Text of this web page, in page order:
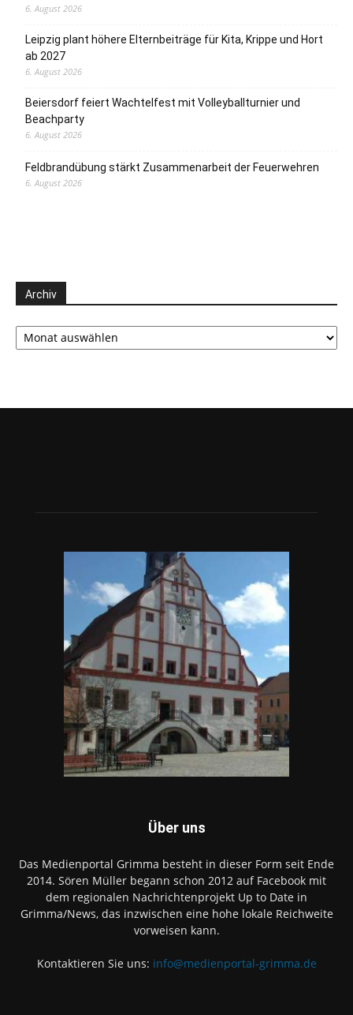
6. August 2026
Leipzig plant höhere Elternbeiträge für Kita, Krippe und Hort
ab 2027
6. August 2026
Beiersdorf feiert Wachtelfest mit Volleyballturnier und
Beachparty
6. August 2026
Feldbrandübung stärkt Zusammenarbeit der Feuerwehren
6. August 2026
Archiv
Archiv
Über uns
Das Medienportal Grimma besteht in dieser Form seit Ende
2014. Sören Müller begann schon 2012 auf Facebook mit
dem regionalen Nachrichtenprojekt Up to Date in
Grimma/News, das inzwischen eine hohe lokale Reichweite
vorweisen kann.
Kontaktieren Sie uns: info@medienportal-grimma.de